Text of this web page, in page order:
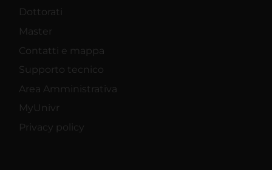
Dottorati
Master
Contatti e mappa
Supporto tecnico
Area Amministrativa
MyUnivr
Privacy policy